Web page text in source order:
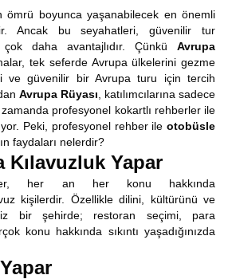
ömrü boyunca yaşanabilecek en önemli
Ancak bu seyahatleri, güvenilir tur
daha avantajlıdır. Çünkü Avrupa
tek seferde Avrupa ülkelerini gezme
ve güvenilir bir Avrupa turu için tercih
Avrupa Rüyası , katılımcılarına sadece
profesyonel kokartlı rehberler ile
Peki, profesyonel rehber ile otobüsle
faydaları nelerdir?
Kılavuzluk Yapar
her an her konu hakkında
kişilerdir. Özellikle dilini, kültürünü ve
bir şehirde; restoran seçimi, para
konu hakkında sıkıntı yaşadığınızda